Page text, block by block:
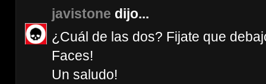
javistone dijo...
¿Cuál de las dos? Fijate que
Faces!
Un saludo!